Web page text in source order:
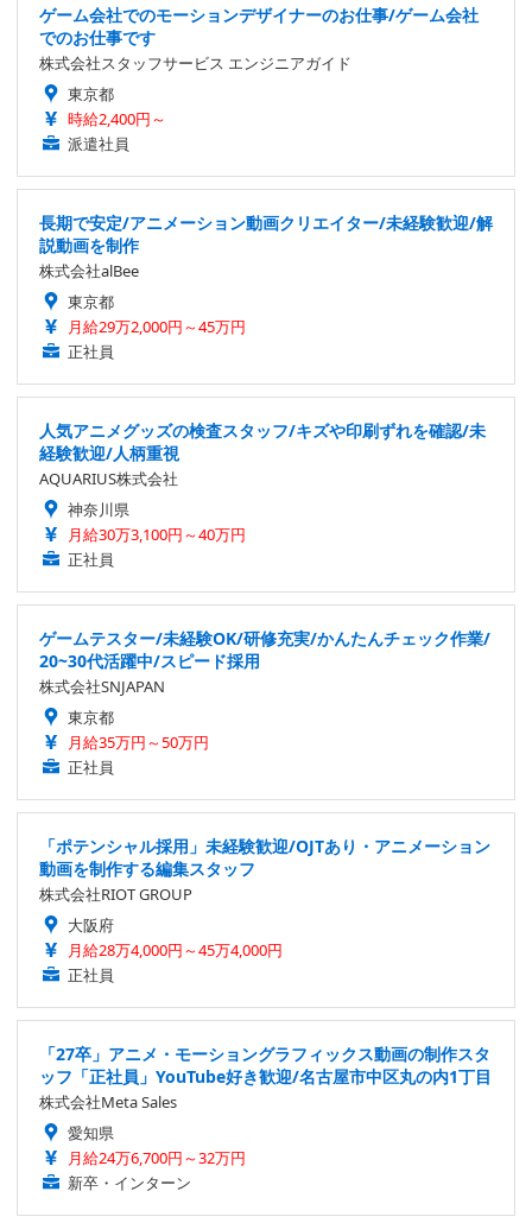
ゲーム会社でのモーションデザイナーのお仕事/ゲーム会社
でのお仕事です
株式会社スタッフサービス エンジニアガイド
東京都
時給2,400円～
派遣社員
長期で安定/アニメーション動画クリエイター/未経験歓迎/解
説動画を制作
株式会社alBee
東京都
月給29万2,000円～45万円
正社員
人気アニメグッズの検査スタッフ/キズや印刷ずれを確認/未
経験歓迎/人柄重視
AQUARIUS株式会社
神奈川県
月給30万3,100円～40万円
正社員
ゲームテスター/未経験OK/研修充実/かんたんチェック作業/
20~30代活躍中/スピード採用
株式会社SNJAPAN
東京都
月給35万円～50万円
正社員
「ポテンシャル採用」未経験歓迎/OJTあり・アニメーション
動画を制作する編集スタッフ
株式会社RIOT GROUP
大阪府
月給28万4,000円～45万4,000円
正社員
「27卒」アニメ・モーショングラフィックス動画の制作スタ
ッフ「正社員」YouTube好き歓迎/名古屋市中区丸の内1丁目
株式会社Meta Sales
愛知県
月給24万6,700円～32万円
新卒・インターン